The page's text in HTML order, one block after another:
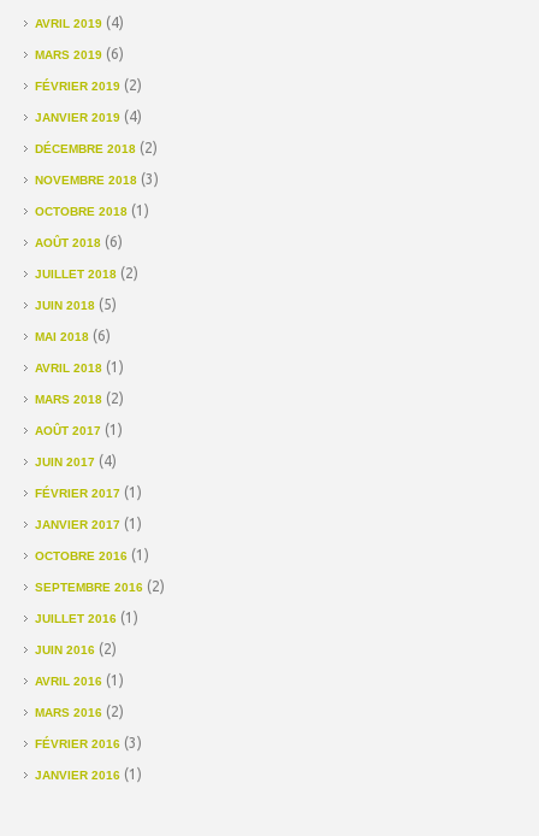
AVRIL 2019 (4)
MARS 2019 (6)
FÉVRIER 2019 (2)
JANVIER 2019 (4)
DÉCEMBRE 2018 (2)
NOVEMBRE 2018 (3)
OCTOBRE 2018 (1)
AOÛT 2018 (6)
JUILLET 2018 (2)
JUIN 2018 (5)
MAI 2018 (6)
AVRIL 2018 (1)
MARS 2018 (2)
AOÛT 2017 (1)
JUIN 2017 (4)
FÉVRIER 2017 (1)
JANVIER 2017 (1)
OCTOBRE 2016 (1)
SEPTEMBRE 2016 (2)
JUILLET 2016 (1)
JUIN 2016 (2)
AVRIL 2016 (1)
MARS 2016 (2)
FÉVRIER 2016 (3)
JANVIER 2016 (1)